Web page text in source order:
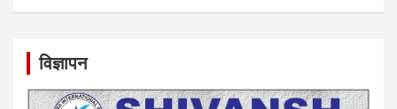
विज्ञापन